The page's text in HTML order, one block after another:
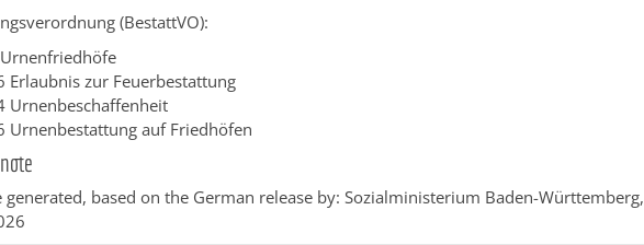
(BestattVO):
Erlaubnis zur Feuerbestattung
Urnenbeschaffenheit
Urnenbestattung auf Friedhöfen
generated, based on the German release by: Sozialministerium Baden-Württemberg,